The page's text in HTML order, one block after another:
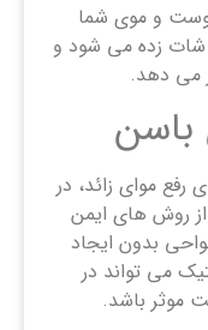
پوست و موی شما
زده می شود و
می دهد.
باسن
رفع موای زائد، در
روش های ایمن
بدون ایجاد
می تواند در
موثر باشد.